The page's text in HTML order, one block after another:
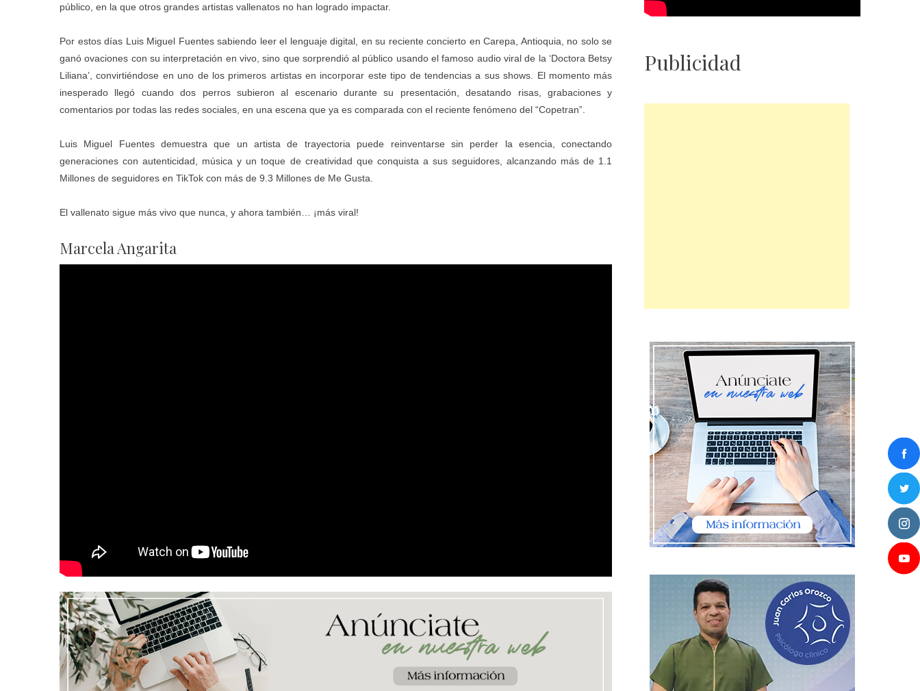
público, en la que otros grandes artistas vallenatos no han logrado impactar.
Por estos días Luis Miguel Fuentes sabiendo leer el lenguaje digital, en su reciente concierto en Carepa, Antioquia, no solo se
ganó ovaciones con su interpretación en vivo, sino que sorprendió al público usando el famoso audio viral de la ‘Doctora Betsy
Liliana’, convirtiéndose en uno de los primeros artistas en incorporar este tipo de tendencias a sus shows. El momento más
inesperado llegó cuando dos perros subieron al escenario durante su presentación, desatando risas, grabaciones y
comentarios por todas las redes sociales, en una escena que ya es comparada con el reciente fenómeno del “Copetran”.
Luis Miguel Fuentes demuestra que un artista de trayectoria puede reinventarse sin perder la esencia, conectando
generaciones con autenticidad, música y un toque de creatividad que conquista a sus seguidores, alcanzando más de 1.1
Millones de seguidores en TikTok con más de 9.3 Millones de Me Gusta.
El vallenato sigue más vivo que nunca, y ahora también… ¡más viral!
Marcela Angarita
Publicidad